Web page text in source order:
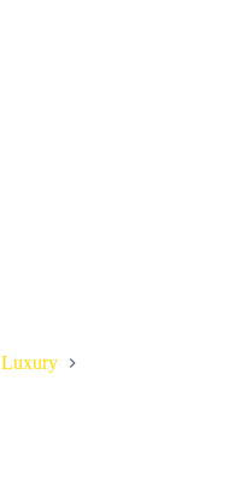
Luxury